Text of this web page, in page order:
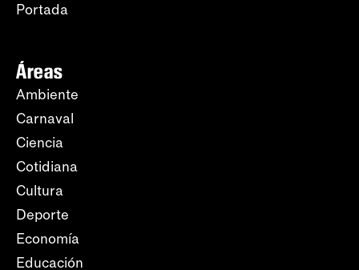
Portada
Áreas
Ambiente
Carnaval
Ciencia
Cotidiana
Cultura
Deporte
Economía
Educación